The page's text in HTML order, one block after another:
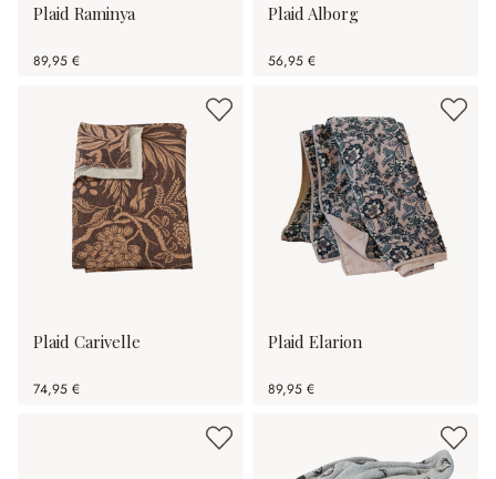
Plaid Raminya
89,95 €
Plaid Alborg
56,95 €
Plaid Carivelle
74,95 €
Plaid Elarion
89,95 €